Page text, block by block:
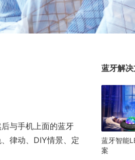
与手机上面的蓝牙
律动、DIY情景、定
蓝牙解
蓝牙智能
案